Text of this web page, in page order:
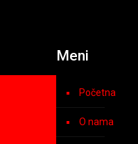
Meni
Početna
O nama